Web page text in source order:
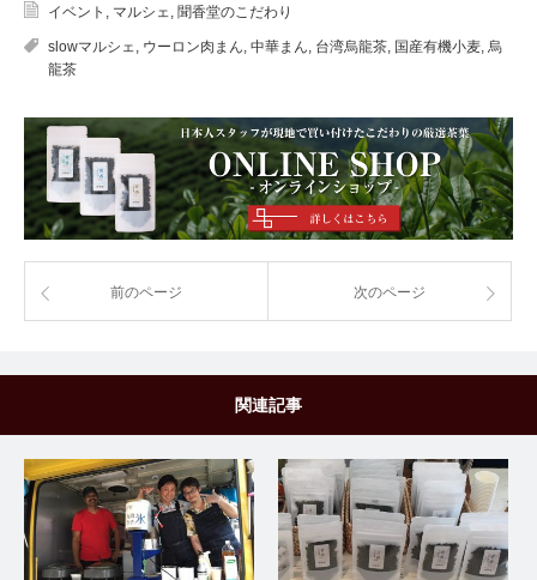
イベント , マルシェ, 聞香堂のこだわり
slowマルシェ, ウーロン肉まん, 中華まん, 台湾烏龍茶, 国産有機小麦, 烏
龍茶
前のページ 次のページ
関連記事